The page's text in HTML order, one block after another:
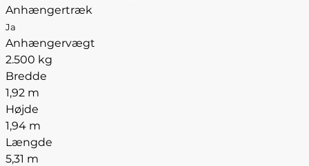
Anhængertræk
Ja
Anhængervægt
2.500 kg
Bredde
1,92 m
Højde
1,94 m
Længde
5,31 m